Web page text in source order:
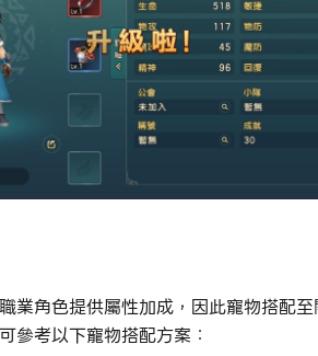
業角色提供屬性加成，因此寵物搭配
參考以下寵物搭配方案：